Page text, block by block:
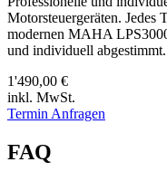
Motorsteuergeräten. Jedes
modernen MAHA
und individuell abgestimmt.
1'490,00 €
inkl. MwSt.
Termin Anfragen
FAQ